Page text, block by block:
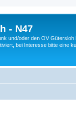
- N47
und/oder den OV
bei Interesse bitte eine